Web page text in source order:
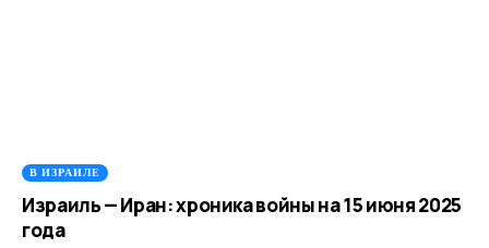
В ИЗРАИЛЕ
Израиль — Иран: хроника войны на 15 июня 2025
года